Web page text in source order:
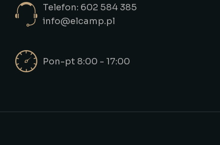
Telefon: 602 584 385
info@elcamp.pl
Pon-pt 8:00 - 17:00